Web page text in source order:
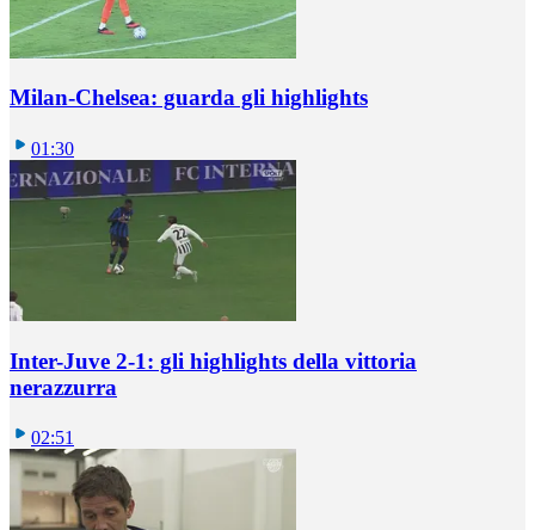
Milan-Chelsea: guarda gli highlights
01:30
Inter-Juve 2-1: gli highlights della vittoria
nerazzurra
02:51